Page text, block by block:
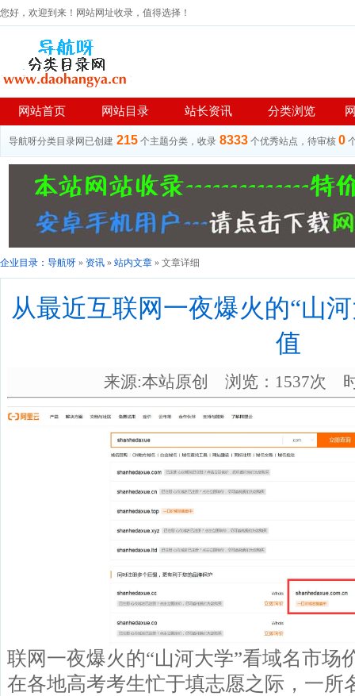
您好，欢迎到来！网站网址收录，值得选择！
网站首页 网站目录 站长资讯 分类浏览
导航呀分类目录网已创建 215 个主题分类，收录 8333 个优秀站点，待审核 0
企业目录： 导航呀 » 资讯 » 站内文章 » 文章详细
从最近互联网一夜爆火的“山
值
来源:本站原创 浏览：1537次
联网一夜爆火的“山河大学”看域名市场
在各地高考考生忙于填志愿之际，一所